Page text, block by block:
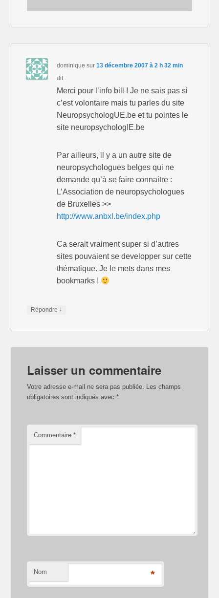
dominique sur13 décembre 2007 à 2 h 32 min
dit :
Merci pour l’info bill ! Je ne sais pas si
c’est volontaire mais tu parles du site
NeuropsychologUE.be et tu pointes le
site neuropsychologIE.be
Par ailleurs, il y a un autre site de
neuropsychologues belges qui ne
demande qu’à se faire connaitre :
L’Association de neuropsychologues
de Bruxelles >>
http://www.anbxl.be/index.php
Ca serait vraiment super si d’autres
sites pouvaient se developper sur cette
thématique. Je le mets dans mes
bookmarks !
Répondre ↓
Laisser un commentaire
Votre adresse e-mail ne sera pas publiée.
Les champs
obligatoires sont indiqués avec*
Commentaire*
Nom *